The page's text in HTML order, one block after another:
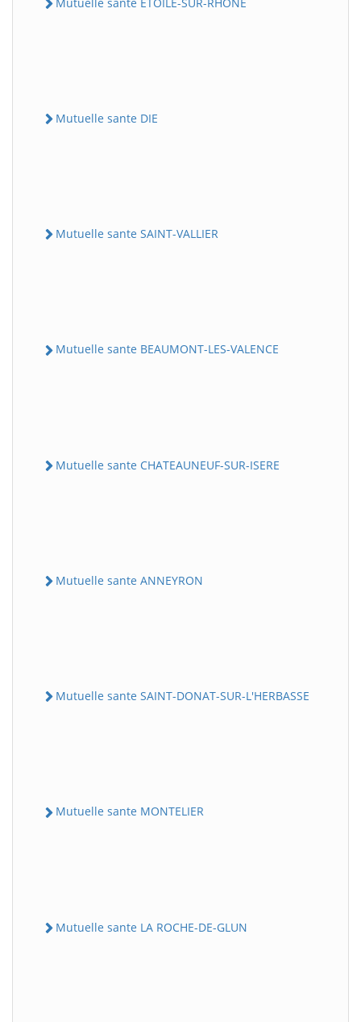
Mutuelle sante DIE
Mutuelle sante SAINT-VALLIER
Mutuelle sante BEAUMONT-LES-VALENCE
Mutuelle sante CHATEAUNEUF-SUR-ISERE
Mutuelle sante ANNEYRON
Mutuelle sante SAINT-DONAT-SUR-L'HERBASSE
Mutuelle sante MONTELIER
Mutuelle sante LA ROCHE-DE-GLUN